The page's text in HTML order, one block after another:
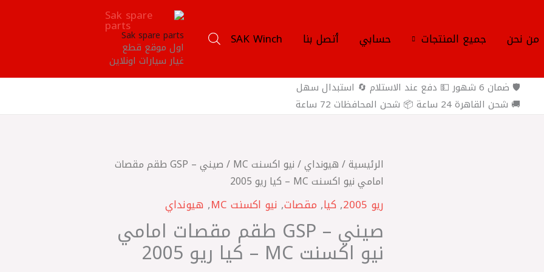
من نحن جميع المنتجات حسابي أتصل بنا SAK Winch
Sak spare parts
اول موقع قطع
غيار سيارات اونلاين
🛡️ ضمان 6 شهور 💵 دفع عند الاستلام 🔄 استبدال سهل
🚚 شحن القاهرة 24 ساعة 📦 شحن المحافظات 72 ساعة
الرئيسية/ هيونداي/ نيو اكسنت MC
/ صيني – GSP طقم مقصات
امامي نيو اكسنت MC – كيا ريو 2005
ريو 2005 , كيا, مقصات, نيو اكسنت MC , هيونداي
صيني – GSP طقم مقصات امامي
نيو اكسنت MC – كيا ريو 2005
كمية
صيني
-
GSP
طقم
مقصات
امامي